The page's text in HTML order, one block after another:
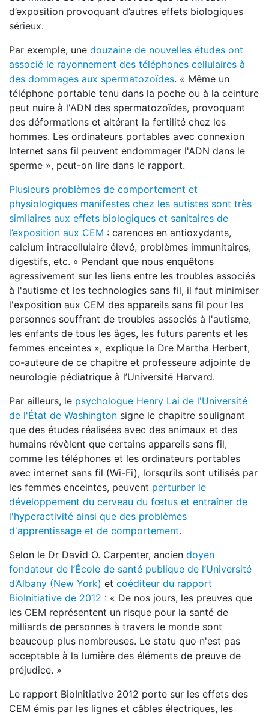
d’exposition provoquant d’autres effets biologiques
sérieux.
Par exemple, une douzaine de nouvelles études ont
associé le rayonnement des téléphones cellulaires à
des dommages aux spermatozoïdes. « Même un
téléphone portable tenu dans la poche ou à la ceinture
peut nuire à l'ADN des spermatozoïdes, provoquant
des déformations et altérant la fertilité chez les
hommes. Les ordinateurs portables avec connexion
Internet sans fil peuvent endommager l'ADN dans le
sperme », peut-on lire dans le rapport.
Plusieurs problèmes de comportement et
physiologiques manifestes chez les autistes sont très
similaires aux effets biologiques et sanitaires de
l’exposition aux CEM : carences en antioxydants,
calcium intracellulaire élevé, problèmes immunitaires,
digestifs, etc. « Pendant que nous enquêtons
agressivement sur les liens entre les troubles associés
à l'autisme et les technologies sans fil, il faut minimiser
l'exposition aux CEM des appareils sans fil pour les
personnes souffrant de troubles associés à l'autisme,
les enfants de tous les âges, les futurs parents et les
femmes enceintes », explique la Dre Martha Herbert,
co-auteure de ce chapitre et professeure adjointe de
neurologie pédiatrique à l’Université Harvard.
Par ailleurs, le psychologue Henry Lai de l'Université
de l'État de Washington signe le chapitre soulignant
que des études réalisées avec des animaux et des
humains révèlent que certains appareils sans fil,
comme les téléphones et les ordinateurs portables
avec internet sans fil (Wi-Fi), lorsqu’ils sont utilisés par
les femmes enceintes, peuvent perturber le
développement du cerveau du fœtus et entraîner de
l'hyperactivité ainsi que des problèmes
d'apprentissage et de comportement.
Selon le Dr David O. Carpenter, ancien doyen
fondateur de l’École de santé publique de l’Université
d’Albany (New York) et coéditeur du rapport
BioInitiative de 2012 : « De nos jours, les preuves que
les CEM représentent un risque pour la santé de
milliards de personnes à travers le monde sont
beaucoup plus nombreuses. Le statu quo n'est pas
acceptable à la lumière des éléments de preuve de
préjudice. »
Le rapport BioInitiative 2012 porte sur les effets des
CEM émis par les lignes et câbles électriques, les